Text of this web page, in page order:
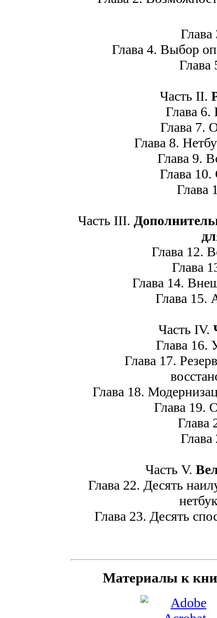
Глава
Глава 4. Выбор
Глава
Часть II.
Глава 6.
Глава 7.
Глава 8.
Глава 9.
Глава 10.
Глава
Часть III.
Глава 12.
Глава
Глава 14.
Глава 15.
Часть IV.
Глава 16.
Глава 17.
Глава 18.
Глава 19.
Глава
Глава
Часть V.
Глава 22. Десять
Глава 23. Десять
Материалы к